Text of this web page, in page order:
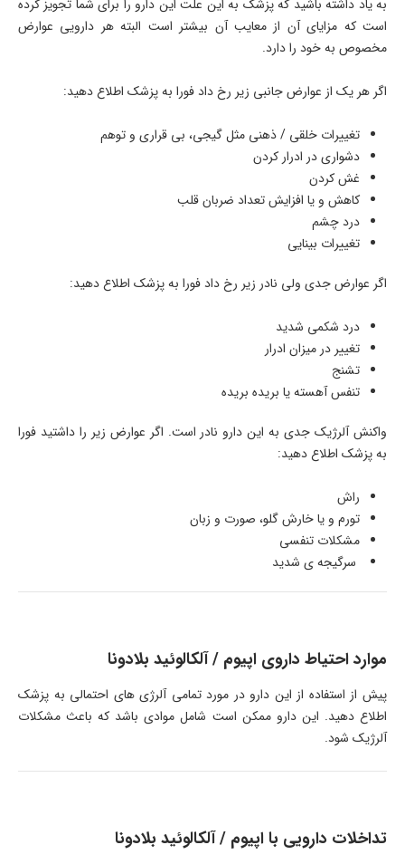
به یاد داشته باشید که پزشک به این علت این دارو را برای شما تجویز کرده
است که مزایای آن از معایب آن بیشتر است البته هر دارویی عوارض
مخصوص به خود را دارد.
اگر هر یک از عوارض جانبی زیر رخ داد فورا به پزشک اطلاع دهید:
تغییرات خلقی / ذهنی مثل گیجی، بی قراری و توهم
دشواری در ادرار کردن
غش کردن
کاهش و یا افزایش تعداد ضربان قلب
درد چشم
تغییرات بینایی
اگر عوارض جدی ولی نادر زیر رخ داد فورا به پزشک اطلاع دهید:
درد شکمی شدید
تغییر در میزان ادرار
تشنج
تنفس آهسته یا بریده بریده
واکنش آلرژیک جدی به این دارو نادر است. اگر عوارض زیر را داشتید فورا
به پزشک اطلاع دهید:
راش
تورم و یا خارش گلو، صورت و زبان
مشکلات تنفسی
سرگیجه ی شدید
موارد احتیاط داروی اپیوم / آلکالوئید بلادونا
پیش از استفاده از این دارو در مورد تمامی آلرژی های احتمالی به پزشک
اطلاع دهید. این دارو ممکن است شامل موادی باشد که باعث مشکلات
آلرژیک شود.
تداخلات دارویی با اپیوم / آلکالوئید بلادونا